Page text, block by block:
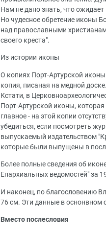
Нам не дано знать, что
Но чудесное обретение иконы
над православными
своего креста".
Из истории иконы
О копиях Порт-Артурской
копия, писаная на медной
Кстати, в
Порт-Артурской иконы,
главное - на этой копии
убедиться, если посмотреть
выпускаемый издательством
которые были выпущены в
Более полные сведения об
Епархиальных ведомостей" за
И наконец, по благословению
76 см. Эти данные в оснонвном
Вместо послесловия